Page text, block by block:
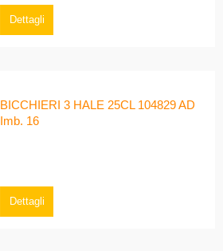
Dettagli
BICCHIERI 3 HALE 25CL 104829 AD
Imb. 16
Dettagli